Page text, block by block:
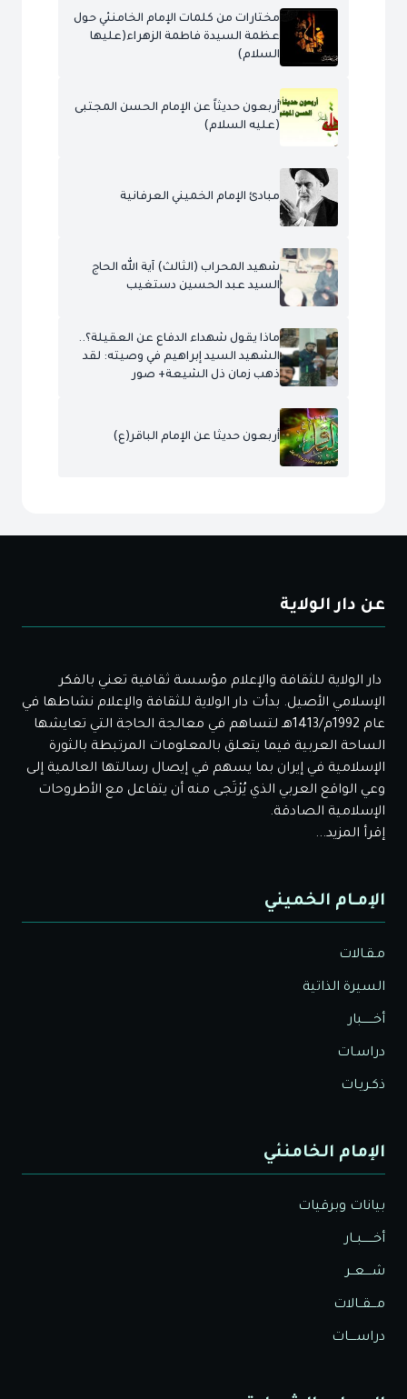
مختارات من كلمات الإمام الخامنئي حول
عظمة السيدة فاطمة الزهراء(عليها
السلام)
أربعون حديثاً عن الإمام الحسن المجتبى
(عليه السلام)
مبادئ الإمام الخميني العرفانية
شهيد المحراب (الثالث) آية الله الحاج
السيد عبد الحسين دستغيب
ماذا يقول شهداء الدفاع عن العقيلة؟..
الشهيد السيد إبراهيم في وصيته: لقد
ذهب زمان ذل الشيعة+ صور
أربعون حديثا عن الإمام الباقر(ع)
عن دار الولاية
دار الولاية للثقافة والإعلام مؤسسة ثقافية تعني بالفكر
الإسلامي الأصيل. بدأت دار الولاية للثقافة والإعلام نشاطها في
عام 1992م/1413هـ لتساهم في معالجة الحاجة التي تعايشها
الساحة العربية فيما يتعلق بالمعلومات المرتبطة بالثورة
الإسلامية في إيران بما يسهم في إيصال رسالتها العالمية إلى
وعي الواقع العربي الذي يُرْتَجى منه أن يتفاعل مع الأطروحات
الإسلامية الصادقة.
إقرأ المزيد...
الإمـام الخميني
مـقـالات
السيرة الذاتية
أخــــــبار
دراسـات
ذكـريـات
الإمام الخامنئي
بيانات وبرقيات
أخــــــبــار
شــــعــر
مـــقــالات
دراســــات